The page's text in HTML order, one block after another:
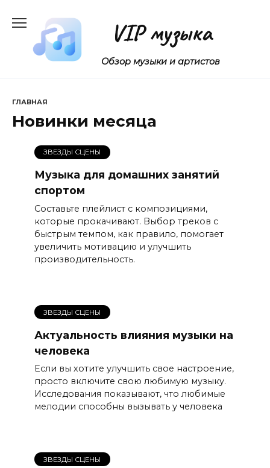
содержанию
VIP музыка
Обзор музыки и артистов
ГЛАВНАЯ
Новинки месяца
ЗВЕЗДЫ СЦЕНЫ
Музыка для домашних занятий
спортом
Составьте плейлист с композициями,
которые прокачивают. Выбор треков с
быстрым темпом, как правило, помогает
увеличить мотивацию и улучшить
производительность.
ЗВЕЗДЫ СЦЕНЫ
Актуальность влияния музыки на
человека
Если вы хотите улучшить свое настроение,
просто включите свою любимую музыку.
Исследования показывают, что любимые
мелодии способны вызывать у человека
ЗВЕЗДЫ СЦЕНЫ